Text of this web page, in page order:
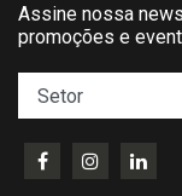
Assine nossa
promoções e